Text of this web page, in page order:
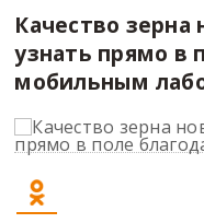
Качество
узнать прямо в
мобильным